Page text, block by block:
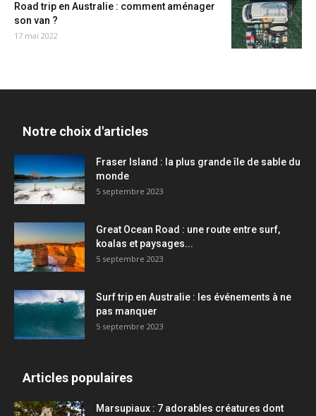
Road trip en Australie : comment aménager
son van ?
17 mai 2022
Notre choix d'articles
Fraser Island : la plus grande île de sable du
monde
5 septembre 2023
Great Ocean Road : une route entre surf,
koalas et paysages...
5 septembre 2023
Surf trip en Australie : les événements à ne
pas manquer
5 septembre 2023
Articles populaires
Marsupiaux : 7 adorables créatures dont